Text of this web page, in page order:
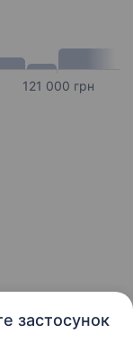
застосунок
121 000 грн